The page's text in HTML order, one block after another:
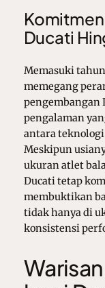
Ducati
Memasuki
memegang
pengembangan
pengalaman
antara teknologi
Meskipun
ukuran atlet
Ducati tetap
membuktikan
tidak hanya di
konsistensi